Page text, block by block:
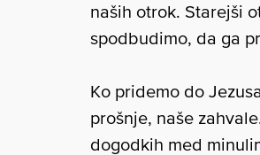
naših otrok. Starejši
spodbudimo, da ga
Ko pridemo do
prošnje, naše
dogodkih med